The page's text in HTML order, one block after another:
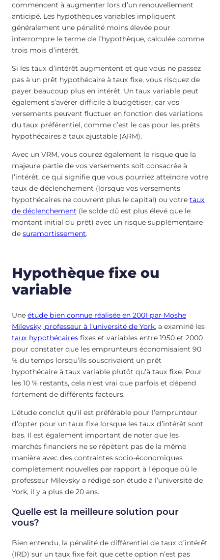
commencent à augmenter lors d’un renouvellement
anticipé. Les hypothèques variables impliquent
généralement une pénalité moins élevée pour
interrompre le terme de l’hypothèque, calculée comme
trois mois d’intérêt.
Si les taux d’intérêt augmentent et que vous ne passez
pas à un prêt hypothécaire à taux fixe, vous risquez de
payer beaucoup plus en intérêt. Un taux variable peut
également s’avérer difficile à budgétiser, car vos
versements peuvent fluctuer en fonction des variations
du taux préférentiel, comme c’est le cas pour les prêts
hypothécaires à taux ajustable (ARM).
Avec un VRM, vous courez également le risque que la
majeure partie de vos versements soit consacrée à
l’intérêt, ce qui signifie que vous pourriez atteindre votre
taux de déclenchement (lorsque vos versements
hypothécaires ne couvrent plus le capital) ou votre taux
de déclenchement (le solde dû est plus élevé que le
montant initial du prêt) avec un risque supplémentaire
de suramortissement.
Hypothèque fixe ou
variable
Une étude bien connue réalisée en 2001 par Moshe
Milevsky, professeur à l’université de York, a examiné les
taux hypothécaires fixes et variables entre 1950 et 2000
pour constater que les emprunteurs économisaient 90
% du temps lorsqu’ils souscrivaient un prêt
hypothécaire à taux variable plutôt qu’à taux fixe. Pour
les 10 % restants, cela n’est vrai que parfois et dépend
fortement de différents facteurs.
L’étude conclut qu’il est préférable pour l’emprunteur
d’opter pour un taux fixe lorsque les taux d’intérêt sont
bas. Il est également important de noter que les
marchés financiers ne se répètent pas de la même
manière avec des contraintes socio-économiques
complètement nouvelles par rapport à l’époque où le
professeur Milevsky a rédigé son étude à l’université de
York, il y a plus de 20 ans.
Quelle est la meilleure solution pour
vous?
Bien entendu, la pénalité de différentiel de taux d’intérêt
(IRD) sur un taux fixe fait que cette option n’est pas